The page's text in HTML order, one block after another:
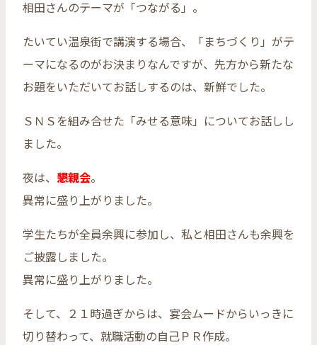
相田さんのテーマが「つながる」。
たいてい温泉街で講演する場合、「まちづくり」がテ
ーマになるのがお決まりなんですが、先方から新たな
お題をいただいてお話しするのは、新鮮でした。
ＳＮＳを組み合せた「みせる意味」についてお話しし
ました。
夜は、 懇親会。
異常に盛り上がりました。
学生たちが全員余興に参加し、私と相田さんも余興を
ご披露しました。
異常に盛り上がりました。
そして、２１時過ぎからは、宴会ムードからいっきに
切り替わって、就職活動の自己ＰＲ作成。